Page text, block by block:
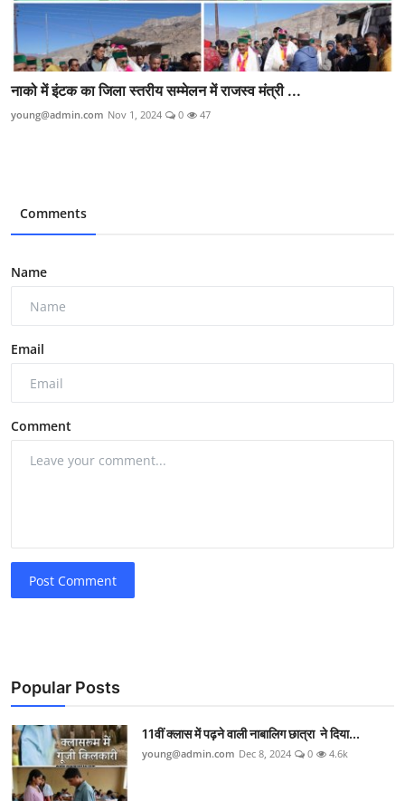
नाको में इंटक का जिला स्तरीय सम्मेलन में राजस्व मंत्री ...
young@admin.com Nov 1, 2024 0 47
Comments
Name
Email
Comment
Post Comment
Popular Posts
11वीं क्लास में पढ़ने वाली नाबालिग छात्रा ने दिया...
young@admin.com Dec 8, 2024 0 4.6k